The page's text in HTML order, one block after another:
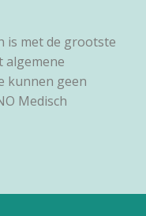
is met de grootste
algemene
kunnen geen
Medisch